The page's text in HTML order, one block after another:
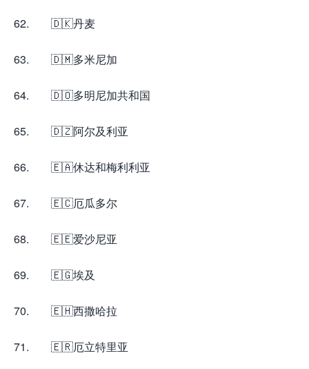
62. 🇩🇰丹麦
63. 🇩🇲多米尼加
64. 🇩🇴多明尼加共和国
65. 🇩🇿阿尔及利亚
66. 🇪🇦休达和梅利利亚
67. 🇪🇨厄瓜多尔
68. 🇪🇪爱沙尼亚
69. 🇪🇬埃及
70. 🇪🇭西撒哈拉
71. 🇪🇷厄立特里亚